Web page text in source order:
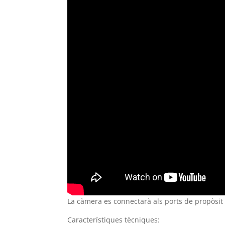
La càmera es connectarà als ports de
Característiques tècniques: